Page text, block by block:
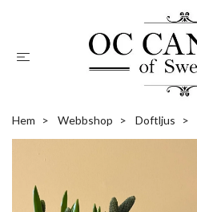
Hem Webbshop Doftljus